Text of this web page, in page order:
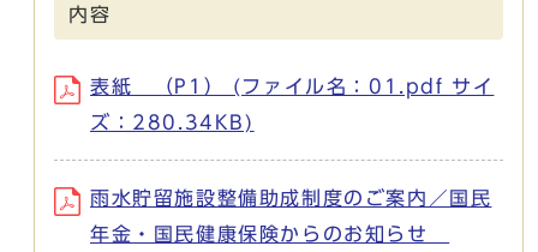
内容
表紙 （P1） (ファイル名：01.pdf サイ
ズ：280.34KB)
雨水貯留施設整備助成制度のご案内／国民
年金・国民健康保険からのお知らせ